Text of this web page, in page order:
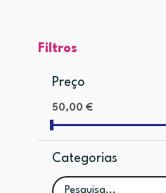
Filtros
Preço
50,00 €
Categorias